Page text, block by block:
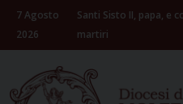
Skip
content
7 Agosto
2026
Santi Sisto II, papa, e
martiri